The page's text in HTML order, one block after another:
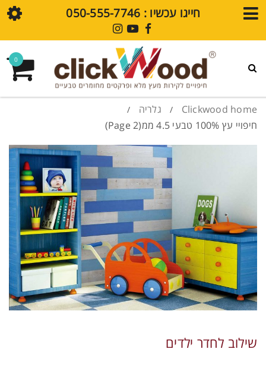
גלריית עיצובים
בלוג
סרטוני הדרכה
שאלות נפוצות
תקני איכות
צרו קשר
חייגו עכשיו : ⁦050-555-7746⁩
0
Clickwood home
/ גלריה /
חיפויי עץ 100% טבעי 4.5 ממ (Page 2)
שילוב לחדר ילדים